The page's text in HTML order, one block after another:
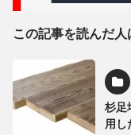
この記事を読んだ人
杉足
用し